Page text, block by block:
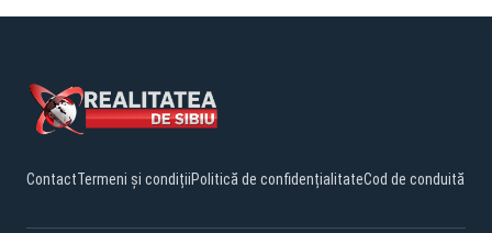
ContactTermeni și condițiiPolitică de confidențialitateCod de conduită